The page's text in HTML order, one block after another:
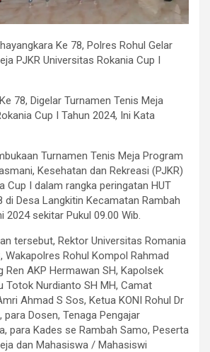
Ke 78, Polres Rohul Gelar
PJKR Universitas Rokania Cup I
78, Digelar Turnamen Tenis Meja
Cup I Tahun 2024, Ini Kata
Turnamen Tenis Meja Program
Kesehatan dan Rekreasi (PJKR)
Cup I dalam rangka peringatan HUT
di Desa Langkitin Kecamatan Rambah
2024 sekitar Pukul 09.00 Wib.
tersebut, Rektor Universitas Romania
Wakapolres Rohul Kompol Rahmad
Ren AKP Hermawan SH, Kapolsek
Totok Nurdianto SH MH, Camat
Ahmad S Sos, Ketua KONI Rohul Dr
para Dosen, Tenaga Pengajar
para Kades se Rambah Samo, Peserta
dan Mahasiswa / Mahasiswi